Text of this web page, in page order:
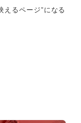
えるページ”になる